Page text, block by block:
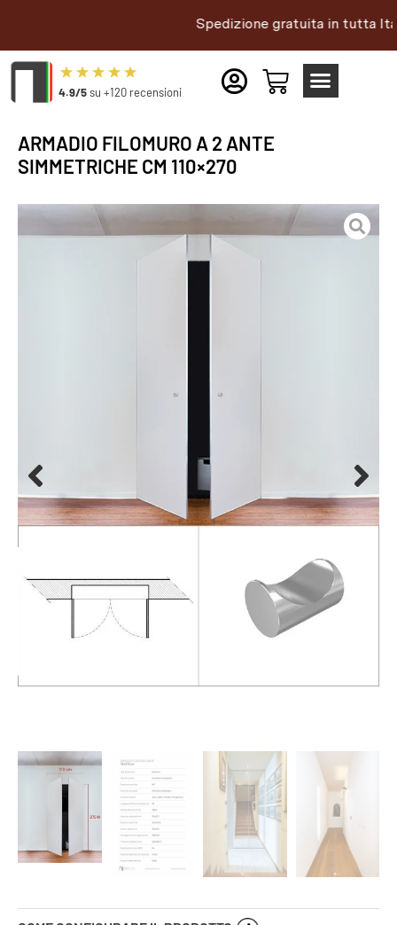
Spedizione gratuita in tutta Italia |
4.9/5su +120 recensioni
ARMADIO FILOMURO A 2 ANTE
SIMMETRICHE CM 110×270